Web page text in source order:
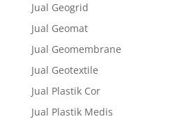
Jual Geogrid
Jual Geomat
Jual Geomembrane
Jual Geotextile
Jual Plastik Cor
Jual Plastik Medis